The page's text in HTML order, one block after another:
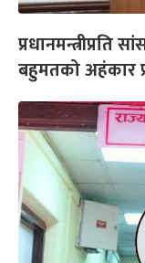
प्रधानमन्त्रीप्रति
बहुमतको अहंकार